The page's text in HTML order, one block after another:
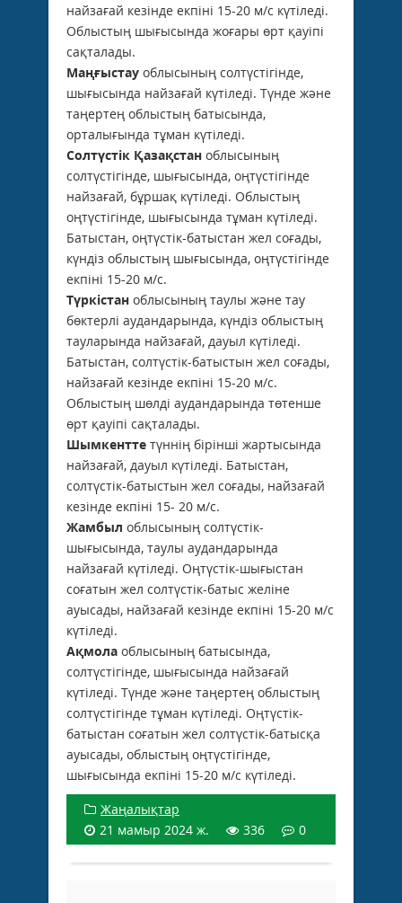
найзағай кезінде екпіні 15-20 м/с күтіледі.
Облыстың шығысында жоғары өрт қауіпі
сақталады.
Маңғыстау облысының солтүстігінде,
шығысында найзағай күтіледі. Түнде және
таңертең облыстың батысында,
орталығында тұман күтіледі.
Солтүстік Қазақстан облысының
солтүстігінде, шығысында, оңтүстігінде
найзағай, бұршақ күтіледі. Облыстың
оңтүстігінде, шығысында тұман күтіледі.
Батыстан, оңтүстік-батыстан жел соғады,
күндіз облыстың шығысында, оңтүстігінде
екпіні 15-20 м/с.
Түркістан облысының таулы және тау
бөктерлі аудандарында, күндіз облыстың
тауларында найзағай, дауыл күтіледі.
Батыстан, солтүстік-батыстын жел соғады,
найзағай кезінде екпіні 15-20 м/с.
Облыстың шөлді аудандарында төтенше
өрт қауіпі сақталады.
Шымкентте түннің бірінші жартысында
найзағай, дауыл күтіледі. Батыстан,
солтүстік-батыстын жел соғады, найзағай
кезінде екпіні 15- 20 м/с.
Жамбыл облысының солтүстік-
шығысында, таулы аудандарында
найзағай күтіледі. Оңтүстік-шығыстан
соғатын жел солтүстік-батыс желіне
ауысады, найзағай кезінде екпіні 15-20 м/с
күтіледі.
Ақмола облысының батысында,
солтүстігінде, шығысында найзағай
күтіледі. Түнде және таңертең облыстың
солтүстігінде тұман күтіледі. Оңтүстік-
батыстан соғатын жел солтүстік-батысқа
ауысады, облыстың оңтүстігінде,
шығысында екпіні 15-20 м/с күтіледі.
Жаңалықтар
21 мамыр 2024 ж.
336 0